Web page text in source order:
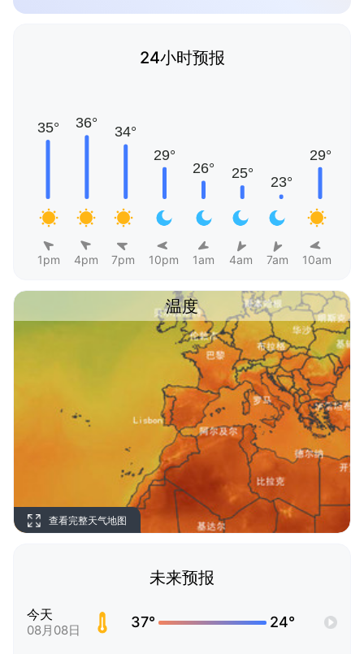
24小时预报
1pm 4pm 7pm 10pm 1am 4am 7am 10am
温度
查看完整天气地图
未来预报
今天
08月08日 37° 24°